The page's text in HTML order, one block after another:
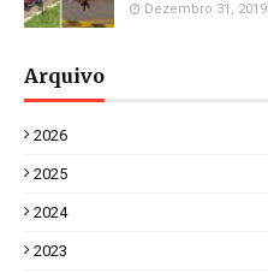
Dezembro 31, 2019
Arquivo
2026
2025
2024
2023